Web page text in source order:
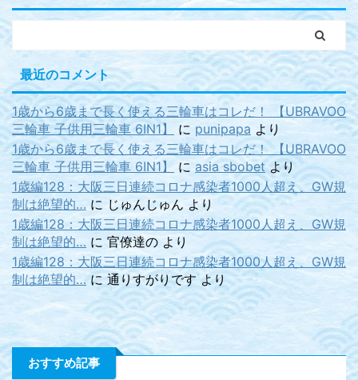
最近のコメント
1歳から6歳まで長く使える三輪車はコレだ！ 【UBRAVOO
三輪車 子供用三輪車 6IN1】
に punipapa より
1歳から6歳まで長く使える三輪車はコレだ！ 【UBRAVOO
三輪車 子供用三輪車 6IN1】 に asia sbobetより
1歳編128：大阪三日連続コロナ感染者1000人超え、GW規
制は絶望的… に じゅんじゅん より
1歳編128：大阪三日連続コロナ感染者1000人超え、GW規
制は絶望的… に 官僚達の より
1歳編128：大阪三日連続コロナ感染者1000人超え、GW規
制は絶望的…に通りすがりですより
おすすめ記事